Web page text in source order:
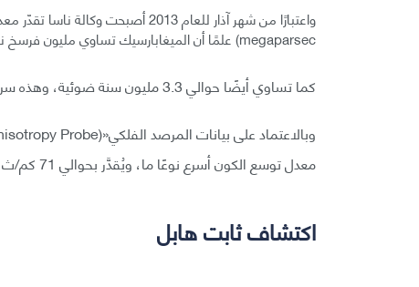
megaparsec) علمًا أن الميغابارسيك تساوي مليون فرسخ نجمي (وحدة لقياس المسافات بين النجوم)
كما تساوي أيضًا حوالي 3.3 مليون سنة ضوئية، وهذه سرعة تفوق الخيال.
معدل توسع الكون أسرع نوعًا ما، ويُقدَّر بحوالي 71 كم/ث لكل ميغابارسيك.
اكتشاف ثابت هابل